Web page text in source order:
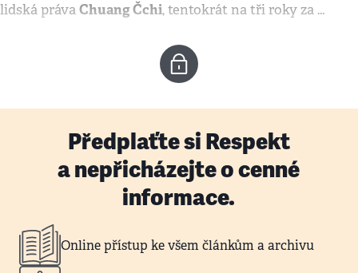
lidská právaChuang Čchi, tentokrát na tři roky za …
Předplaťte si Respekt
a nepřicházejte o cenné
informace.
Online přístup ke všem článkům a archivu